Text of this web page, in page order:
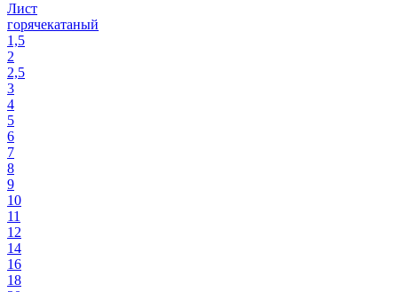
Лист
горячекатаный
1,5
2
2,5
3
4
5
6
7
8
9
10
11
12
14
16
18